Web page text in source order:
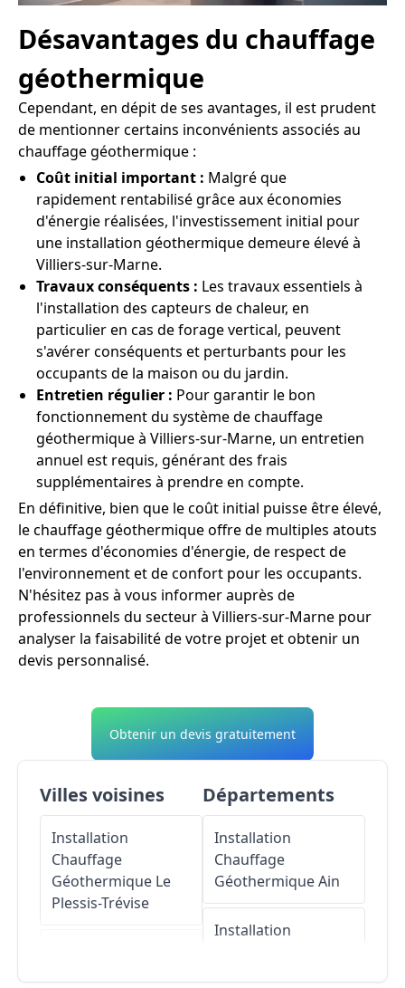
Désavantages du chauffage
géothermique
Cependant, en dépit de ses avantages, il est prudent
de mentionner certains inconvénients associés au
chauffage géothermique :
Coût initial important : Malgré que
rapidement rentabilisé grâce aux économies
d'énergie réalisées, l'investissement initial pour
une installation géothermique demeure élevé à
Villiers-sur-Marne.
Travaux conséquents : Les travaux essentiels à
l'installation des capteurs de chaleur, en
particulier en cas de forage vertical, peuvent
s'avérer conséquents et perturbants pour les
occupants de la maison ou du jardin.
Entretien régulier : Pour garantir le bon
fonctionnement du système de chauffage
géothermique à Villiers-sur-Marne, un entretien
annuel est requis, générant des frais
supplémentaires à prendre en compte.
En définitive, bien que le coût initial puisse être élevé,
le chauffage géothermique offre de multiples atouts
en termes d'économies d'énergie, de respect de
l'environnement et de confort pour les occupants.
N'hésitez pas à vous informer auprès de
professionnels du secteur à Villiers-sur-Marne pour
analyser la faisabilité de votre projet et obtenir un
devis personnalisé.
Obtenir un devis gratuitement
Villes voisines
Installation
Chauffage
Géothermique Le
Plessis-Trévise
Départements
Installation
Chauffage
GéothermiqueAin
Installation